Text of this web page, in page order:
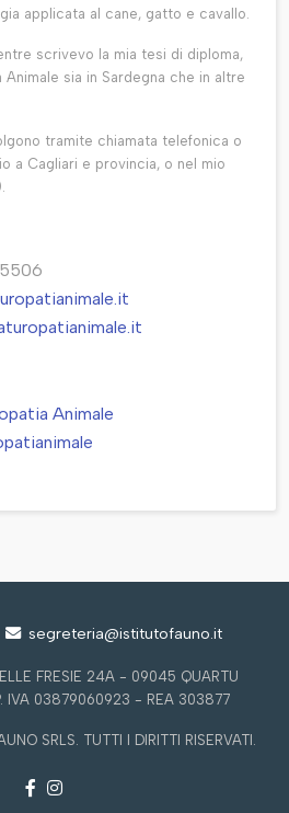
applicata al cane, gatto e cavallo.
scrivevo la mia tesi di diploma,
Animale sia in Sardegna che in altre
tramite chiamata telefonica o
a Cagliari e provincia, o nel mio
5506
Animale
segreteria@istitutofauno.it
FRESIE 24A - 09045 QUARTU
IVA 03879060923 - REA 303877
SRLS. TUTTI I DIRITTI RISERVATI.